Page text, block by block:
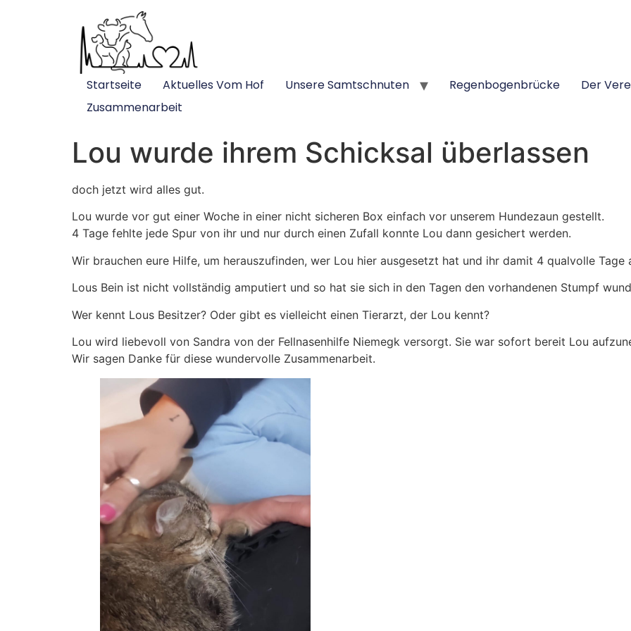
Startseite Aktuelles Vom Hof Unsere Samtschnuten Regenbogenbrücke Der
Zusammenarbeit
Lou wurde ihrem Schicksal überlassen
doch jetzt wird alles gut.
Lou wurde vor gut einer Woche in einer nicht sicheren Box einfach vor unserem Hundezaun gestellt.
4 Tage fehlte jede Spur von ihr und nur durch einen Zufall konnte Lou dann gesichert werden.
Wir brauchen eure Hilfe, um herauszufinden, wer Lou hier ausgesetzt hat und ihr damit 4 qualvolle Tage
Lous Bein ist nicht vollständig amputiert und so hat sie sich in den Tagen den vorhandenen Stumpf
Wer kennt Lous Besitzer? Oder gibt es vielleicht einen Tierarzt, der Lou kennt?
Lou wird liebevoll von Sandra von der Fellnasenhilfe Niemegk versorgt. Sie war sofort bereit Lou
Wir sagen Danke für diese wundervolle Zusammenarbeit.